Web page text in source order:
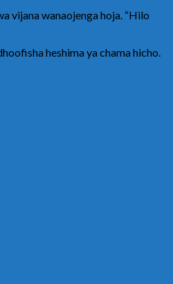
vijana wanaojenga hoja. “Hilo
heshima ya chama hicho.